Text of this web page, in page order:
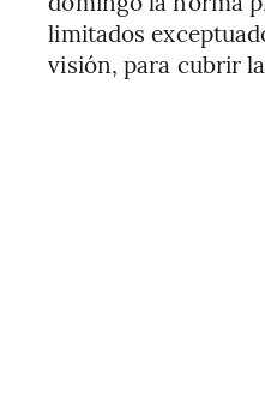
limitados
visión, para cubrir